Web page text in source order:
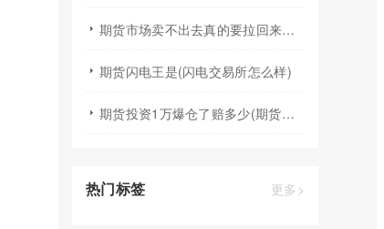
期货市场卖不出去真的要拉回来吗(期货有买不到或卖不出去的时候吗)
期货闪电王是(闪电交易所怎么样)
期货投资1万爆仓了赔多少(期货投资1万爆仓了赔多少钱)
热门标签 更多>